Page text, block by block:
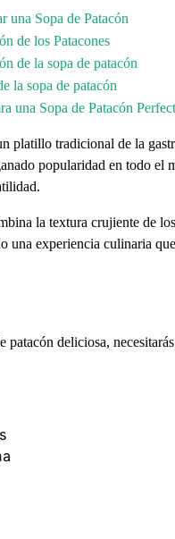
una Sopa de Patacón
de los Patacones
de la sopa de patacón
la sopa de patacón
una Sopa de Patacón
platillo tradicional de la
popularidad en todo el
la textura crujiente de
una experiencia culinaria
patacón deliciosa,